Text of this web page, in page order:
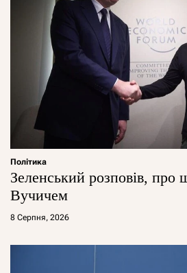
Політика
Зеленський розповів, про
Вучичем
8 Серпня, 2026